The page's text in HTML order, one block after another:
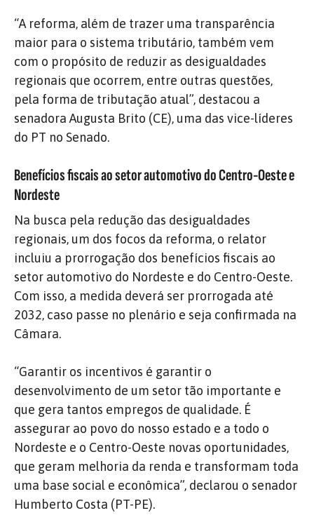
“A reforma, além de trazer uma transparência
maior para o sistema tributário, também vem
com o propósito de reduzir as desigualdades
regionais que ocorrem, entre outras questões,
pela forma de tributação atual”, destacou a
senadora Augusta Brito (CE), uma das vice-líderes
do PT no Senado.
Benefícios fiscais ao setor automotivo do Centro-Oeste e
Nordeste
Na busca pela redução das desigualdades
regionais, um dos focos da reforma, o relator
incluiu a prorrogação dos benefícios fiscais ao
setor automotivo do Nordeste e do Centro-Oeste.
Com isso, a medida deverá ser prorrogada até
2032, caso passe no plenário e seja confirmada na
Câmara.
“Garantir os incentivos é garantir o
desenvolvimento de um setor tão importante e
que gera tantos empregos de qualidade. É
assegurar ao povo do nosso estado e a todo o
Nordeste e o Centro-Oeste novas oportunidades,
que geram melhoria da renda e transformam toda
uma base social e econômica”, declarou o senador
Humberto Costa (PT-PE).